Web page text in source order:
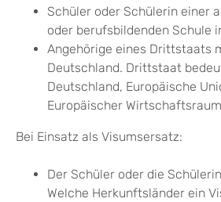
Schüler oder Schülerin einer
oder berufsbildenden Schule
Angehörige eines Drittstaats
Deutschland. Drittstaat
Deutschland, Europäische
Europäischer
Bei Einsatz als Visumsersatz:
Der Schüler oder die
Welche Herkunftsländer ein